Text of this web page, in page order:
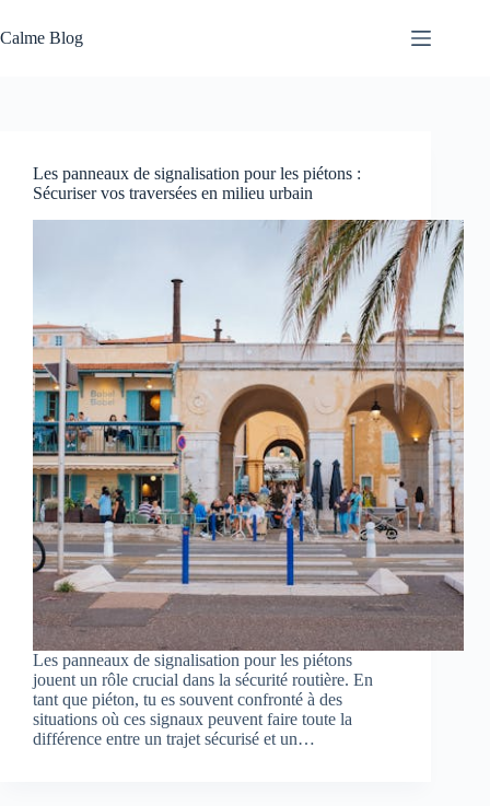
au
contenu
Calme Blog
Les panneaux de signalisation pour les piétons :
Sécuriser vos traversées en milieu urbain
Les panneaux de signalisation pour les piétons
jouent un rôle crucial dans la sécurité routière. En
tant que piéton, tu es souvent confronté à des
situations où ces signaux peuvent faire toute la
différence entre un trajet sécurisé et un…